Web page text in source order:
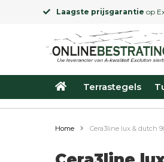
Laagste prijsgarantie op
Terrastegels
Home Cera3line lux & dutch